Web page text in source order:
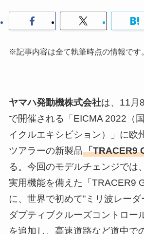
※記事内容は全て執筆時点の情報です。
ヤマハ発動機株式会社は、11月
で開催される「EICMA 2022（
イクルエキシビション）」に欧
ツアラーの新製品「TRACER9
る。今回のモデルチェンジでは
実用機能を備えた「TRACER9
に、世界で初めて”ミリ波レーダ
ダプティブクルーズコントロー
を追加し、高速道路など道中で